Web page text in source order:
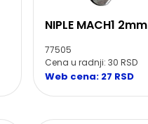
NIPLE MACH1 2mm
77505
Cena u radnji: 30 RSD
Web cena: 27 RSD